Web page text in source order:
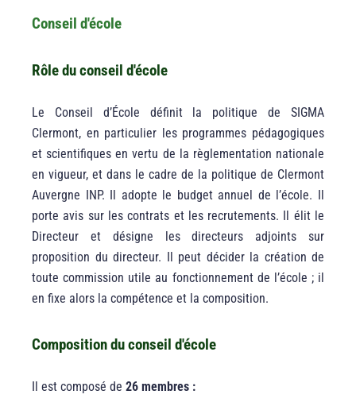
Conseil d'école
Rôle du conseil d'école
Le Conseil d’École définit la politique de SIGMA
Clermont, en particulier les programmes pédagogiques
et scientifiques en vertu de la règlementation nationale
en vigueur, et dans le cadre de la politique de Clermont
Auvergne INP. Il adopte le budget annuel de l’école. Il
porte avis sur les contrats et les recrutements. Il élit le
Directeur et désigne les directeurs adjoints sur
proposition du directeur. Il peut décider la création de
toute commission utile au fonctionnement de l’école ; il
en fixe alors la compétence et la composition.
Composition du conseil d'école
Il est composé de 26 membres :